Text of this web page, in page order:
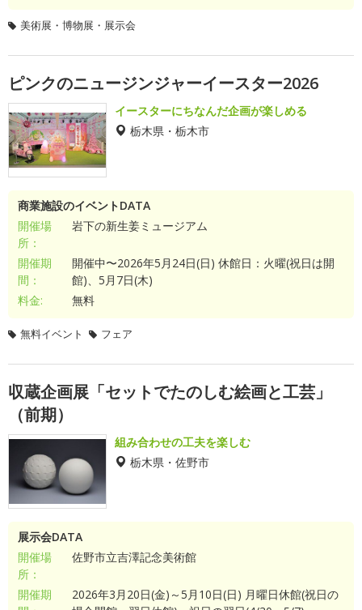
美術展・博物展・展示会
ピンクのニュージンジャーイースター2026
イースターにちなんだ企画が楽しめる
栃木県・栃木市
商業施設のイベントDATA
開催場
所：
岩下の新生姜ミュージアム
開催期
間：
開催中〜2026年5月24日(日) 休館日：火曜(祝日は開
館)、5月7日(木)
料金:
無料
無料イベント フェア
収蔵企画展「セットでたのしむ絵画と工芸」
（前期）
組み合わせの工夫を楽しむ
栃木県・佐野市
展示会DATA
開催場
所：
佐野市立吉澤記念美術館
開催期
2026年3月20日(金)～5月10日(日) 月曜日休館(祝日の